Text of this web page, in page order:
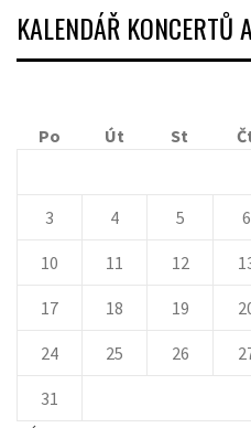
KALENDÁŘ KONCERTŮ
Po
Út St
3 4 5 6
10 11 12
17 18 19
24 25 26
31